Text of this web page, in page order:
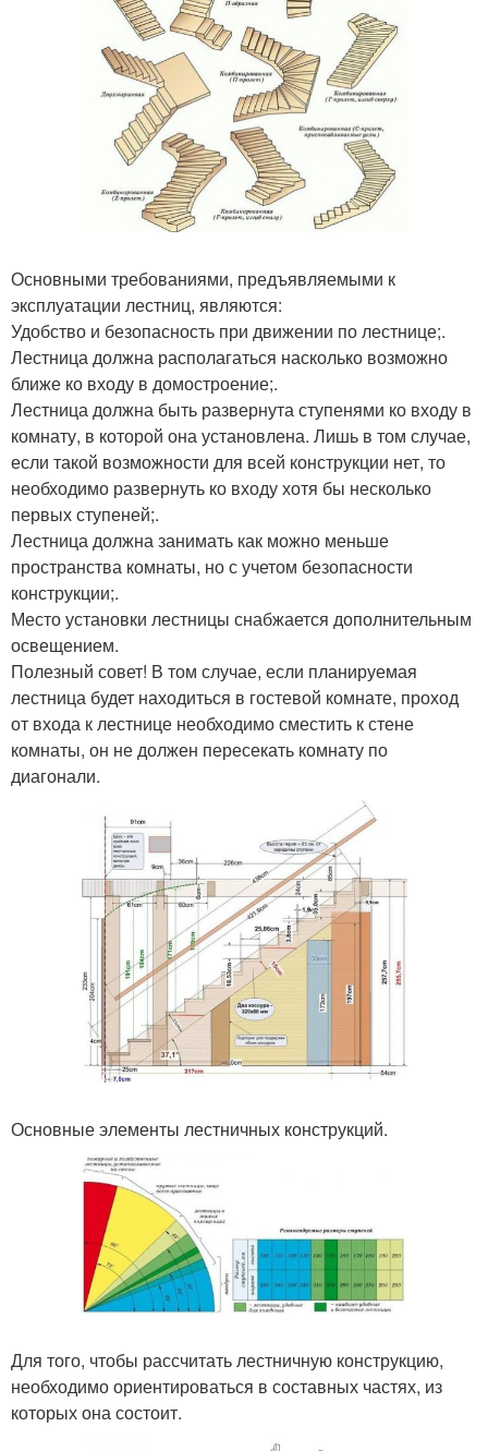
Основными требованиями, предъявляемыми к
эксплуатации лестниц, являются:
Удобство и безопасность при движении по лестнице;.
Лестница должна располагаться насколько возможно
ближе ко входу в домостроение;.
Лестница должна быть развернута ступенями ко входу в
комнату, в которой она установлена. Лишь в том случае,
если такой возможности для всей конструкции нет, то
необходимо развернуть ко входу хотя бы несколько
первых ступеней;.
Лестница должна занимать как можно меньше
пространства комнаты, но с учетом безопасности
конструкции;.
Место установки лестницы снабжается дополнительным
освещением.
Полезный совет! В том случае, если планируемая
лестница будет находиться в гостевой комнате, проход
от входа к лестнице необходимо сместить к стене
комнаты, он не должен пересекать комнату по
диагонали.
Основные элементы лестничных конструкций.
Для того, чтобы рассчитать лестничную конструкцию,
необходимо ориентироваться в составных частях, из
которых она состоит.